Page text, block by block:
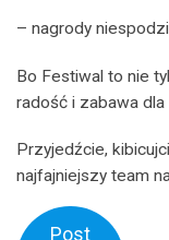
– nagrody
Bo Festiwal to nie
radość i zabawa dla
Przyjedźcie,
najfajniejszy team
Post